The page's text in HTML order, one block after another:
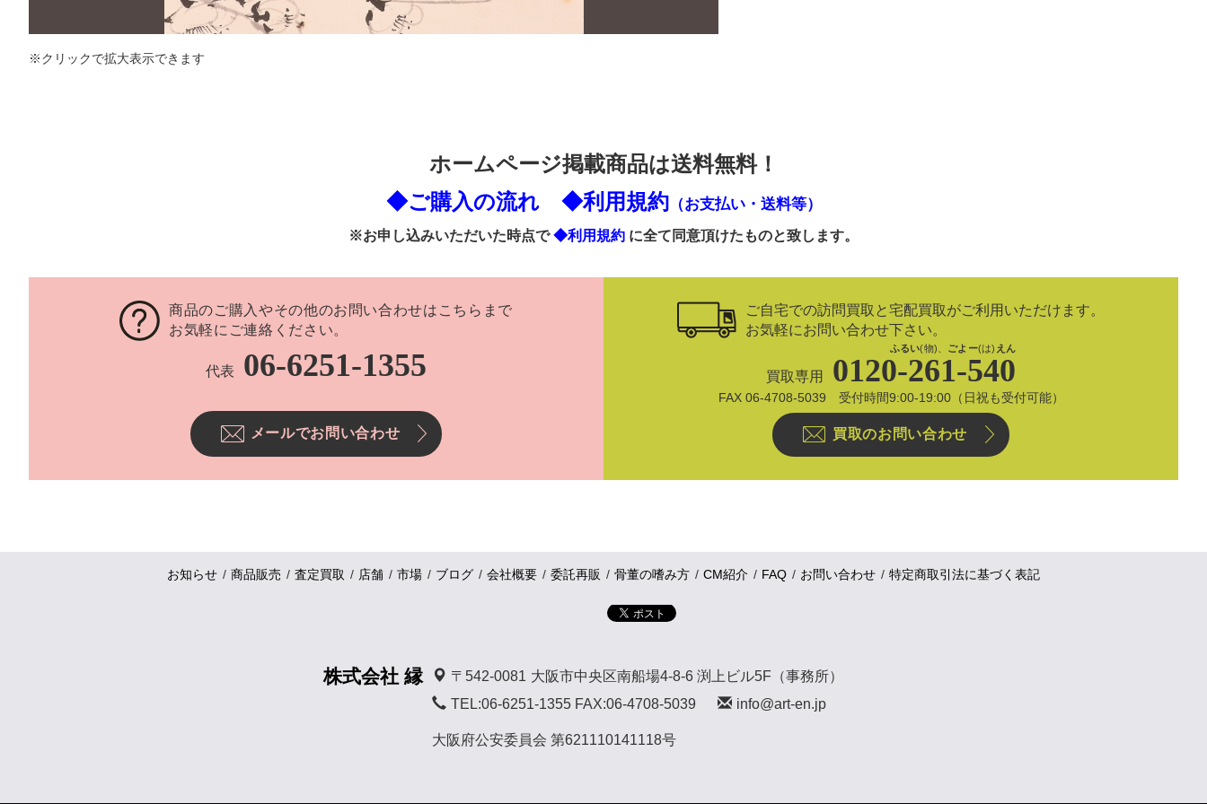
※クリックで拡大表示できます
ホームページ掲載商品は送料無料！
◆ご購入の流れ
◆利用規約 （お支払い・送料等）
※お申し込みいただいた時点で◆利用規約 に全て同意頂けたものと致します。
商品のご購入やその他のお問い合わせはこちらまで
お気軽にご連絡ください。
代表 06-6251-1355
メールでお問い合わせ
ご自宅での訪問買取と宅配買取がご利用いただけます。
お気軽にお問い合わせ下さい。
ふるい(物)、 ごよー(は) えん
買取専用 0120-261-540
FAX 06-4708-5039 受付時間9:00-19:00（日祝も受付可能）
買取のお問い合わせ
お知らせ 商品販売 査定買取 店舗 市場 ブログ 会社概要 委託再販 骨董の嗜み方 CM紹介 FAQ お問い合わせ 特定商取引法に基づく表記
株式会社 縁 〒542-0081 大阪市中央区南船場4-8-6 渕上ビル5F（事務所）
TEL:06-6251-1355 FAX:06-4708-5039
info@art-en.jp
大阪府公安委員会 第621110141118号